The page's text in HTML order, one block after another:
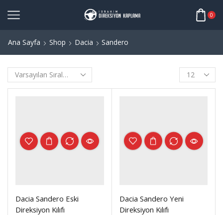
0
Ana Sayfa Shop Dacia Sandero
Products
per
page
Dacia Sandero Eski
Direksiyon Kılıfı
Dacia Sandero Yeni
Direksiyon Kılıfı